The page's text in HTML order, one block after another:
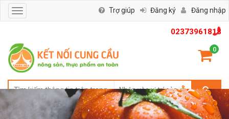
02373961818
0
Toggle
navigation
Trợ giúp Đăng ký Đăng nhập